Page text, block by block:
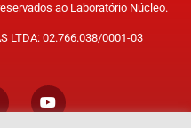
ao Laboratório Núcleo.
LTDA: 02.766.038/0001-03